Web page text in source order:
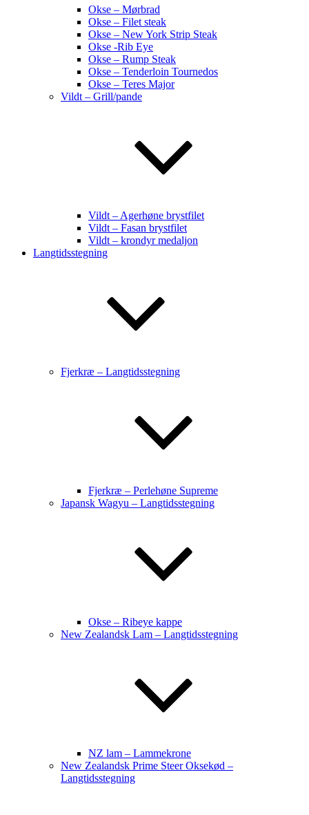
Okse – Mørbrad
Okse – Filet steak
Okse – New York Strip Steak
Okse -Rib Eye
Okse – Rump Steak
Okse – Tenderloin Tournedos
Okse – Teres Major
Vildt – Grill/pande
Vildt – Agerhøne brystfilet
Vildt – Fasan brystfilet
Vildt – krondyr medaljon
Langtidsstegning
Fjerkræ – Langtidsstegning
Fjerkræ – Perlehøne Supreme
Japansk Wagyu – Langtidsstegning
Okse – Ribeye kappe
New Zealandsk Lam – Langtidsstegning
NZ lam – Lammekrone
New Zealandsk Prime Steer Oksekød –
Langtidsstegning